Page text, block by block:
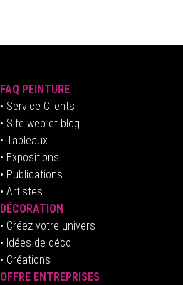
FAQ PEINTURE
• Service Clients
• Site web et blog
• Tableaux
• Expositions
• Publications
• Artistes
DÉCORATION
• Créez votre univers
• Idées de déco
• Créations
OFFRE ENTREPRISES